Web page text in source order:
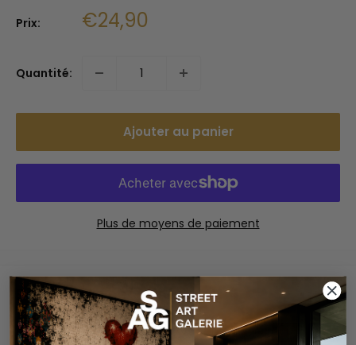
Prix: Prix
réduit
€24,90
Quantité:
Ajouter au panier
Plus de moyens de paiement
Paiements sécurisés